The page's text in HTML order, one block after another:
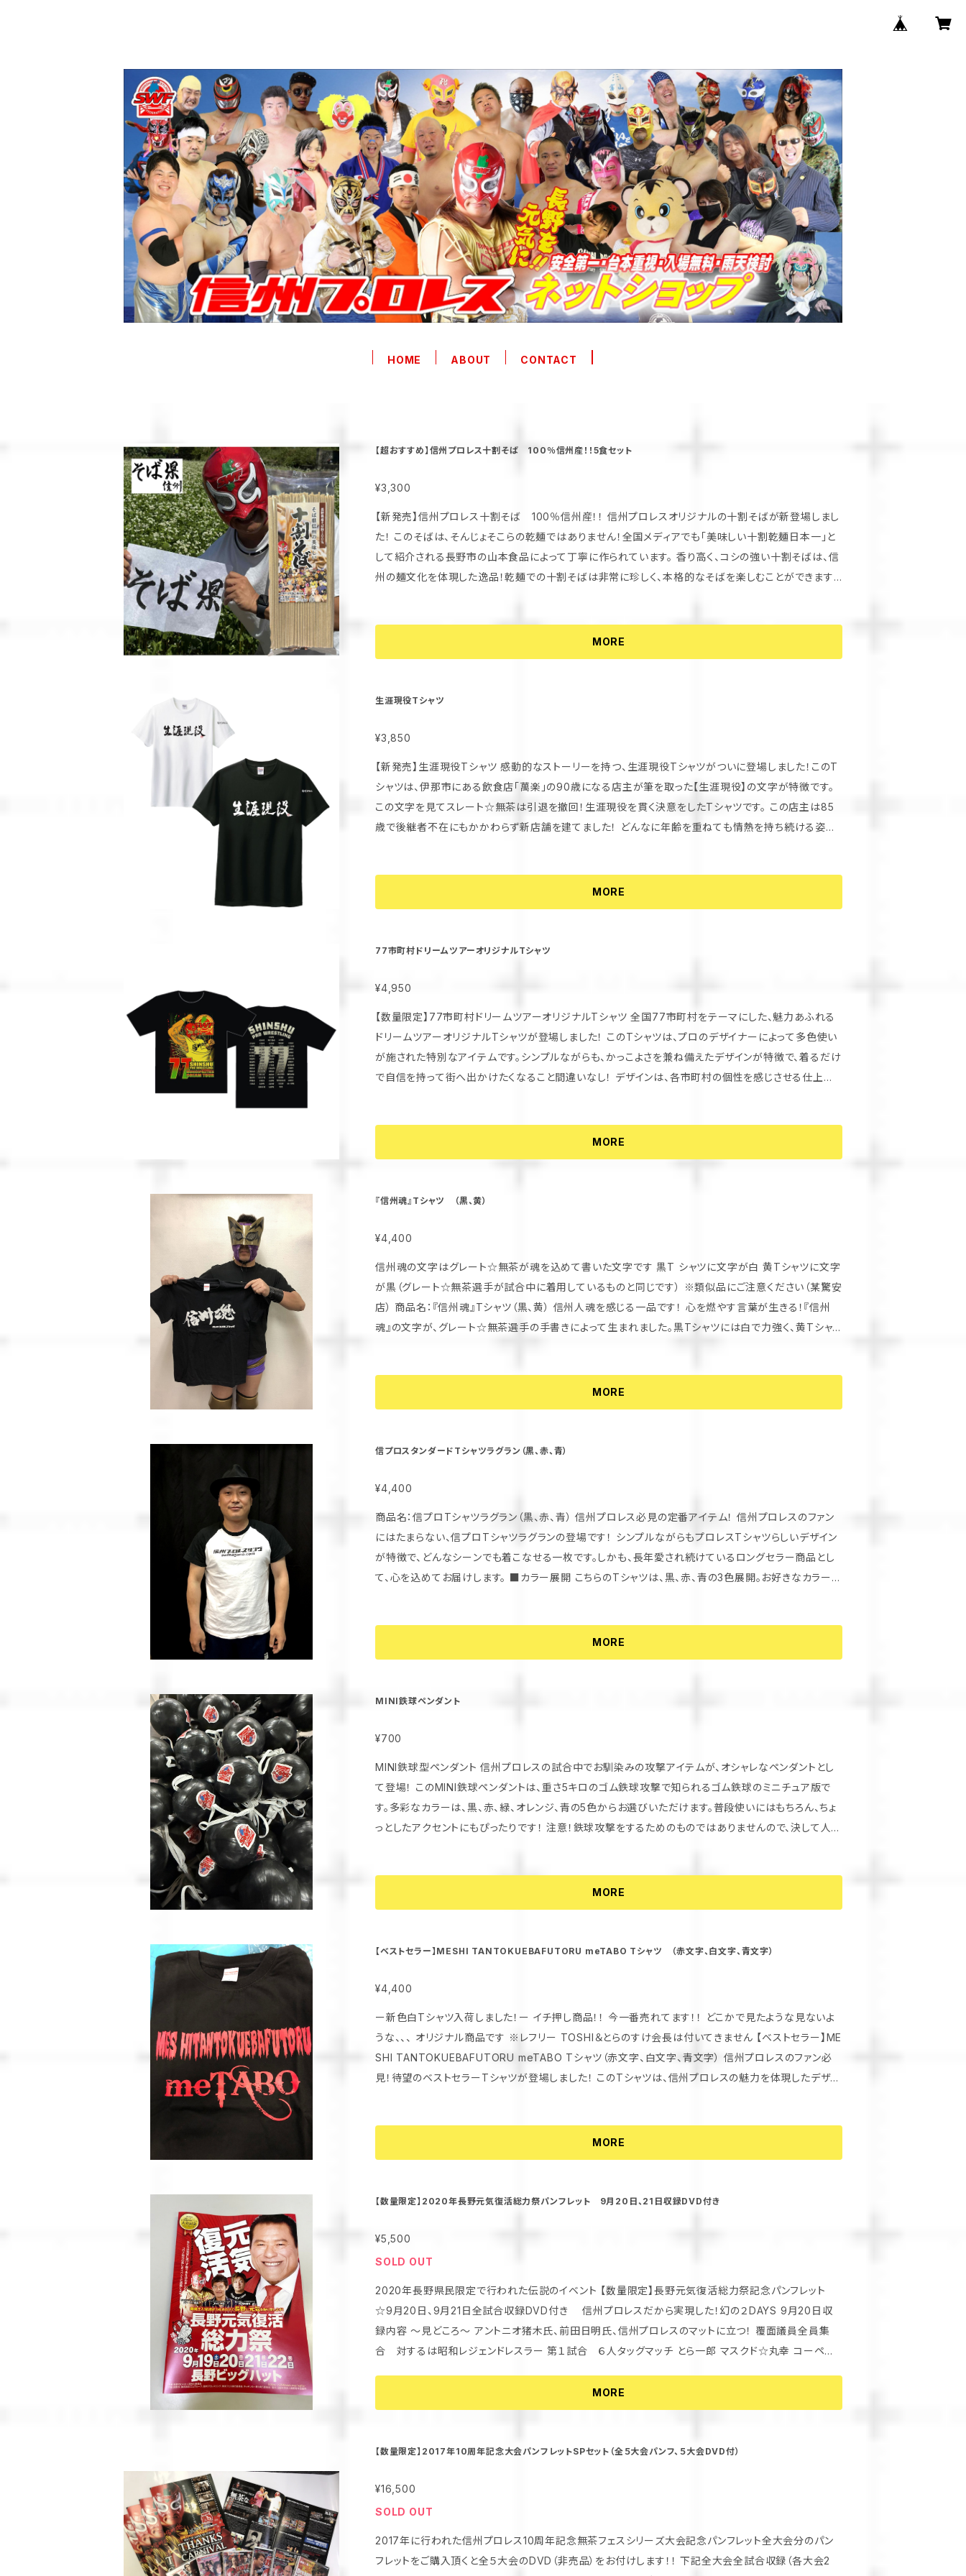
HOME ABOUT CONTACT
【超おすすめ】信州プロレス十割そば 100％信州産！！5食セット
¥3,300
【新発売】信州プロレス十割そば 100％信州産！！ 信州プロレスオリジナルの十割そばが新登場しまし
た！ このそばは、そんじょそこらの乾麺ではありません！全国メディアでも「美味しい十割乾麺日本一」と
して紹介される長野市の山本食品によって丁寧に作られています。 香り高く、コシの強い十割そばは、信
州の麺文化を体現した逸品！乾麺での十割そばは非常に珍しく、本格的なそばを楽しむことができます。
見逃しなく！ お土産にいかがでしょうか？？ここでしか買えません！！ そば県信州の美味しいお蕎麦をぜ
ひ！
MORE
生涯現役Tシャツ
¥3,850
【新発売】生涯現役Tシャツ 感動的なストーリーを持つ、生涯現役Tシャツがついに登場しました！このT
シャツは、伊那市にある飲食店「萬楽」の90歳になる店主が筆を取った【生涯現役】の文字が特徴です。
この文字を見てスレート☆無茶は引退を撤回！生涯現役を貫く決意をしたTシャツです。 この店主は85
歳で後継者不在にもかかわらず新店舗を建てました！ どんなに年齢を重ねても情熱を持ち続ける姿勢
ィネートはもちろんのこと、特別な日にもピッタリなアイテムです。世代を超えて愛されるデザインが魅力
です！ 数量限定ですので、心に響くこのアイテムを手に入れたい方はお早めにどうぞ！この素晴らしい機
MORE
77市町村ドリームツアーオリジナルTシャツ
¥4,950
【数量限定】77市町村ドリームツアーオリジナルTシャツ 全国77市町村をテーマにした、魅力あふれる
ドリームツアーオリジナルTシャツが登場しました！ このTシャツは、プロのデザイナーによって多色使い
が施された特別なアイテムです。シンプルながらも、かっこよさを兼ね備えたデザインが特徴で、着るだけ
で自信を持って街へ出かけたくなること間違いなし！ デザインは、各市町村の個性を感じさせる仕上が
ある方はお早めにどうぞ！この貴重な機会をお見逃しなく！
MORE
『信州魂』Tシャツ （黒、黄）
¥4,400
信州魂の文字はグレート☆無茶が魂を込めて書いた文字です 黒T シャツに文字が白 黄Tシャツに文字
が黒（グレート☆無茶選手が試合中に着用しているものと同じです） ※類似品にご注意ください（某驚安
店） 商品名：『信州魂』Tシャツ（黒、黄） 信州人魂を感じる一品です！ 心を燃やす言葉が生きる！『信州
魂』の文字が、グレート☆無茶選手の手書きによって生まれました。黒Tシャツには白で力強く、黄Tシャ
に惑わされず、ぜひ本物を手に入れてください。類似品にご注意を！ 数量限定での販売となりますので、
早めのご購入をおすすめします！ お洒落に決めて、あなたの信州魂を周囲にアピールしましょう！
MORE
信プロスタンダードTシャツラグラン（黒、赤、青）
¥4,400
商品名：信プロTシャツラグラン（黒、赤、青） 信州プロレス必見の定番アイテム！ 信州プロレスのファン
にはたまらない、信プロTシャツラグランの登場です！ シンプルながらもプロレスTシャツらしいデザイン
が特徴で、どんなシーンでも着こなせる一枚です。しかも、長年愛され続けているロングセラー商品とし
て、心を込めてお届けします。 ■カラー展開 こちらのTシャツは、黒、赤、青の3色展開。お好きなカラーを
単お手入れ - プロレスの雰囲気を感じるデザイン 信州プロレスの熱い気持ちを身にまとって、試合観戦
や普段使いに活躍すること間違いなし！信州プロレスを愛する皆様へ、自信を持ってお届けする一枚で
ツラグランを加えてみませんか？ ※千石キヨシショウ、スイカマン両選手は付いてきませんのでご安心く
MORE
MINI鉄球ペンダント
¥700
MINI鉄球型ペンダント 信州プロレスの試合中でお馴染みの攻撃アイテムが、オシャレなペンダントとし
て登場！ このMINI鉄球ペンダントは、重さ5キロのゴム鉄球攻撃で知られるゴム鉄球のミニチュア版で
す。多彩なカラーは、黒、赤、緑、オレンジ、青の5色からお選びいただけます。普段使いにはもちろん、ちょ
っとしたアクセントにもぴったりです！ 注意！鉄球攻撃をするためのものではありませんので、決して人に
MORE
【ベストセラー】MESHI TANTOKUEBAFUTORU meTABO Tシャツ （赤文字、白文字、青文字）
¥4,400
ー新色白Tシャツ入荷しました！ー イチ押し商品！！ 今一番売れてます！！ どこかで見たような見ないよ
うな、、、 オリジナル商品です ※レフリー TOSHI＆とらのすけ会長は付いてきません 【ベストセラー】ME
SHI TANTOKUEBAFUTORU meTABO Tシャツ（赤文字、白文字、青文字） 信州プロレスのファン必
見！待望のベストセラーTシャツが登場しました！ このTシャツは、信州プロレスの魅力を体現したデザイ
した素材を使用しています。 どんな体型の方にもフィットし、着心地抜群です！ あなたもこのベストセラ
MORE
【数量限定】2020年長野元気復活総力祭パンフレット 9月20日、21日収録DVD付き
¥5,500
SOLD OUT
2020年長野県民限定で行われた伝説のイベント 【数量限定】長野元気復活総力祭記念パンフレット
☆9月20日、9月21日全試合収録DVD付き 信州プロレスだから実現した！幻の２DAYS 9月20日収
録内容 〜見どころ〜 アントニオ猪木氏、前田日明氏、信州プロレスのマットに立つ！ 覆面議員全員集
合 対するは昭和レジェンドレスラー 第１試合 ６人タッグマッチ とら一郎 マスクド☆丸幸 コーペーj
希(きらきら太陽プロジェクト) ホクト"鬼嫁"あきこ VS 井上京子(ワールド女子プロレス・ディアナ) LIN
魂) 吉田充宏 セミファイナル タッグマッチ アブドーラ小林(大日本プロレス・千曲市出身) ダイヤモン
S覆面議員- ザ・グレート・サスケ(みちのくプロレス 元・岩手県議会議員) スペル・デルフィン(沖縄プロ
レス 和泉市議会議員) スカルリーパーA-ji(プロレスリングFTO 大分市議会議員) グレート☆無茶
MORE
【数量限定】2017年10周年記念大会パンフレットSPセット（全５大会パンフ、５大会DVD付）
¥16,500
SOLD OUT
2017年に行われた信州プロレス10周年記念無茶フェスシリーズ大会記念パンフレット全大会分のパン
フレットをご購入頂くと全５大会のDVD（非売品）をお付けします！！ 下記全大会全試合収録（各大会2